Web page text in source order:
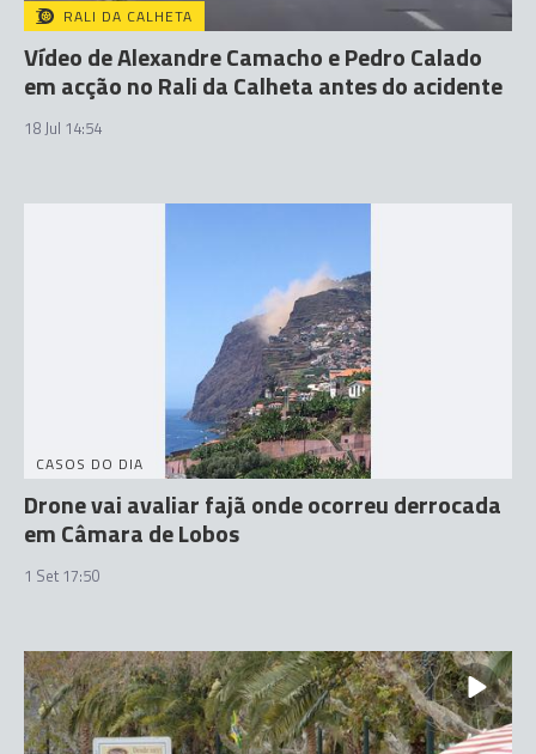
RALI DA CALHETA
Vídeo de Alexandre Camacho e Pedro Calado
em acção no Rali da Calheta antes do acidente
18 Jul 14:54
CASOS DO DIA
Drone vai avaliar fajã onde ocorreu derrocada
em Câmara de Lobos
1 Set 17:50